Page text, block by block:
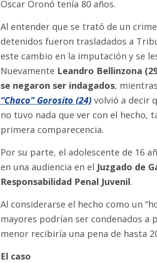
Oscar Oronó tenía 80 años.
Al entender que se trató de un
detenidos fueron trasladados a
este cambio en la imputación y se
Nuevamente Leandro Bellinzona
se negaron ser indagados,
“Chaco” Gorosito (24)volvió a decir
no tuvo nada que ver con el hecho,
primera comparecencia.
Por su parte, el adolescente de 16
en una audiencia en el Juzgado de
Responsabilidad Penal Juvenil.
Al considerarse el hecho como un
mayores podrían ser condenados
menor recibiría una pena de hasta
El caso